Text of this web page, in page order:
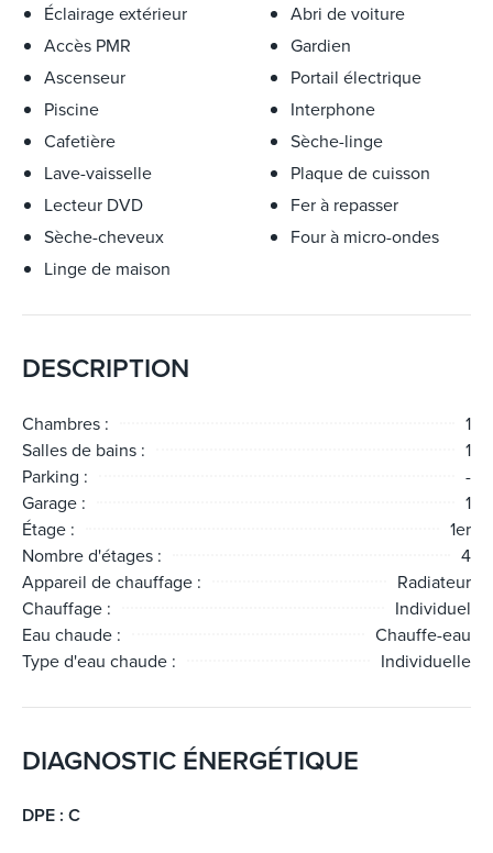
Éclairage extérieur
Accès PMR
Ascenseur
Piscine
Cafetière
Lave-vaisselle
Lecteur DVD
Sèche-cheveux
Linge de maison
Abri de voiture
Gardien
Portail électrique
Interphone
Sèche-linge
Plaque de cuisson
Fer à repasser
Four à micro-ondes
DESCRIPTION
Chambres :
1
Salles de bains :
1
Parking :
-
Garage :
1
Étage :
1er
Nombre d'étages :
4
Appareil de chauffage :
Radiateur
Chauffage :
Individuel
Eau chaude :
Chauffe-eau
Type d'eau chaude :
Individuelle
DIAGNOSTIC ÉNERGÉTIQUE
DPE : C